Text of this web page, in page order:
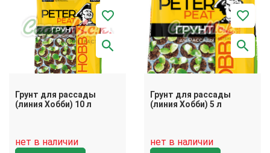
Грунт для рассады
(линия Хобби) 10 л
нет в наличии
Грунт для рассады
(линия Хобби) 5 л
нет в наличии